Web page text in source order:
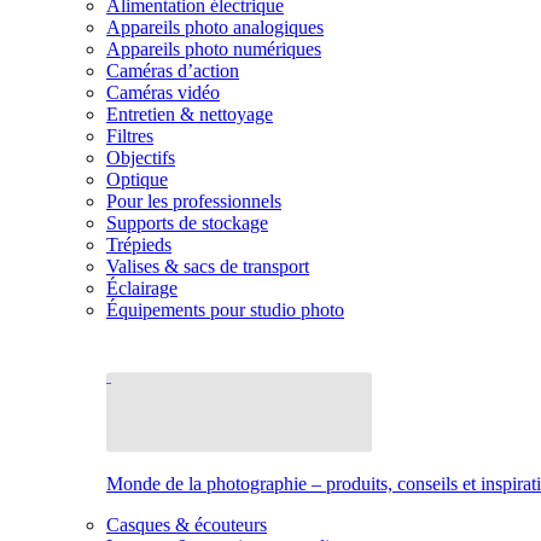
Alimentation électrique
Appareils photo analogiques
Appareils photo numériques
Caméras d’action
Caméras vidéo
Entretien & nettoyage
Filtres
Objectifs
Optique
Pour les professionnels
Supports de stockage
Trépieds
Valises & sacs de transport
Éclairage
Équipements pour studio photo
Monde de la photographie – produits, conseils et
Casques & écouteurs